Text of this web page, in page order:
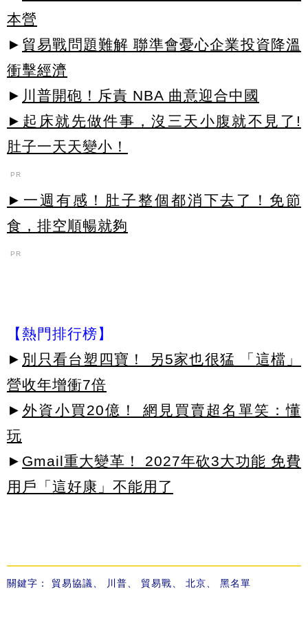
本營
► 貿易戰問題難解 聯準會憂心企業投資降溫
衝擊經濟
► 川普開砲！斥責 NBA 曲意迎合中國
►起床就先做件事，沒三天小腹就不見了!
肚子一天天變小！
PR
►一週有感！肚子整個都消下去了！免節
食，排空順暢就夠
PR
【熱門排行榜】
► 別只看台塑四寶！ 另5家也很猛 「這檔」
營收年增衝7倍
► 外資小買20億！ 網見買賣超名單笑：懂
玩
► Gmail重大變革！ 2027年砍3大功能 免費
用戶「這好康」不能用了
關鍵字： 貿易協議 川普 貿易戰 北京 黑名單